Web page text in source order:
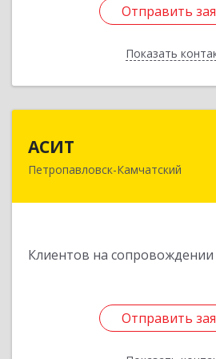
Отправить
Показать
Отправить
Назад
АСИТ
Петропавловск-Камчатский
Клиентов на сопровождении
Отправить
683031, Камчатский
Отправить